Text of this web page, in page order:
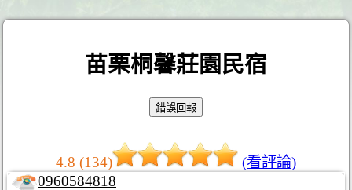
苗栗桐馨莊園民宿
4.8 (134)
(看評論)
0960584818